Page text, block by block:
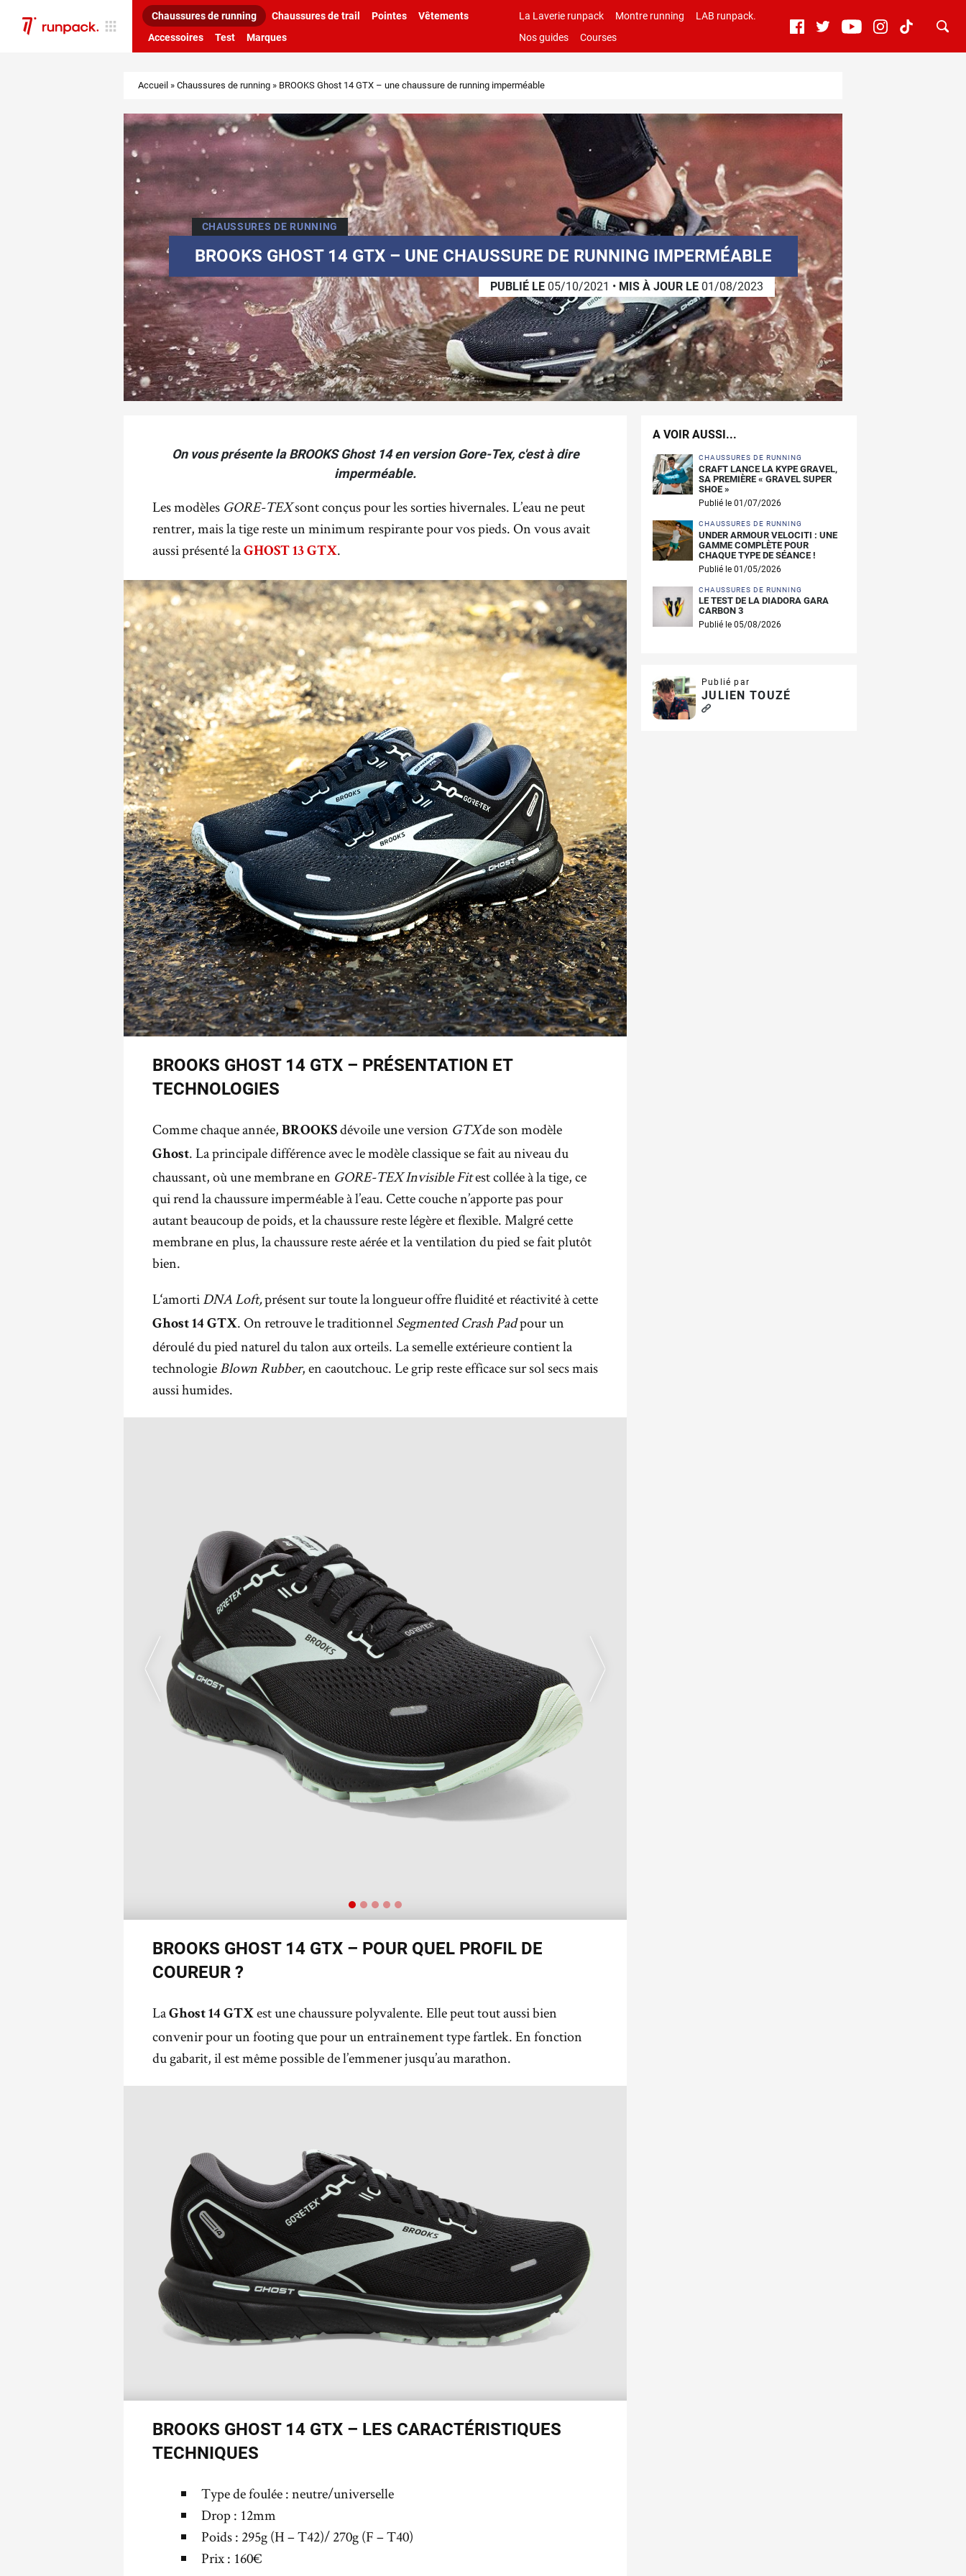
Chaussures de running Chaussures de trail Pointes
Vêtements
Accessoires
Test Marques
La Laverie runpack Montre running
LAB runpack.
Nos guides
Courses
Accueil » Chaussures de running » BROOKS Ghost 14 GTX – une chaussure de running imperméable
CHAUSSURES DE RUNNING
BROOKS GHOST 14 GTX – UNE CHAUSSURE DE RUNNING IMPERMÉABLE
PUBLIÉ LE05/10/2021 • MIS À JOUR LE01/08/2023
On vous présente la BROOKS Ghost 14 en version Gore-Tex, c'est à dire
imperméable.
Les modèles GORE-TEXsont conçus pour les sorties hivernales. L’eau ne peut
rentrer, mais la tige reste un minimum respirante pour vos pieds. On vous avait
aussi présenté la GHOST 13 GTX.
BROOKS GHOST 14 GTX – PRÉSENTATION ET
TECHNOLOGIES
Comme chaque année, BROOKS dévoile une version GTXde son modèle
Ghost. La principale différence avec le modèle classique se fait au niveau du
chaussant, où une membrane en GORE-TEX Invisible Fitest collée à la tige, ce
qui rend la chaussure imperméable à l’eau. Cette couche n’apporte pas pour
autant beaucoup de poids, et la chaussure reste légère et flexible. Malgré cette
membrane en plus, la chaussure reste aérée et la ventilation du pied se fait plutôt
bien.
L‘amortiDNA Loft,présent sur toute la longueur offre fluidité et réactivité à cette
Ghost 14 GTX. On retrouve le traditionnelSegmented CrashPadpour un
déroulé du pied naturel du talon aux orteils. La semelle extérieure contient la
technologieBlown Rubber, en caoutchouc. Le grip reste efficace sur sol secs mais
aussi humides.
BROOKS GHOST 14 GTX – POUR QUEL PROFIL DE
COUREUR ?
La Ghost 14 GTX est une chaussure polyvalente. Elle peut tout aussi bien
convenir pour un footing que pour un entraînement type fartlek. En fonction
du gabarit, il est même possible de l’emmener jusqu’au marathon.
BROOKS GHOST 14 GTX – LES CARACTÉRISTIQUES
TECHNIQUES
Type de foulée : neutre/universelle
Drop : 12mm
Poids : 295g (H – T42)/ 270g (F – T40)
Prix : 160€
A VOIR AUSSI...
CHAUSSURES DE RUNNING
CRAFT LANCE LA KYPE GRAVEL,
SA PREMIÈRE « GRAVEL SUPER
SHOE »
Publié le 01/07/2026
CHAUSSURES DE RUNNING
UNDER ARMOUR VELOCITI : UNE
GAMME COMPLÈTE POUR
CHAQUE TYPE DE SÉANCE !
Publié le 01/05/2026
CHAUSSURES DE RUNNING
LE TEST DE LA DIADORA GARA
CARBON 3
Publié le 05/08/2026
Publié par
JULIEN TOUZÉ